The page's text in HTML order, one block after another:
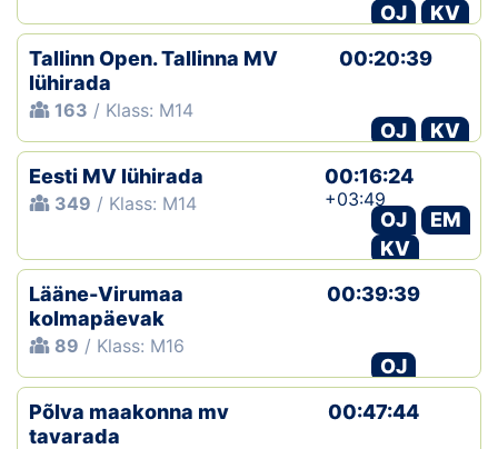
OTSI
OJ
KV
Tallinn Open. Tallinna MV
lühirada
163 / Klass: M14
00:20:39
OJ
KV
Eesti MV lühirada
349 / Klass: M14
00:16:24
+03:49
OJ
EM
KV
Lääne-Virumaa
kolmapäevak
89 / Klass: M16
00:39:39
OJ
Põlva maakonna mv
tavarada
00:47:44